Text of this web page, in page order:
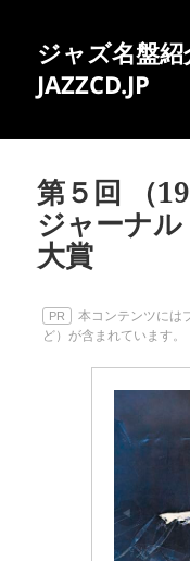
ジャズ名盤紹
JAZZCD.JP
第５回 （
ジャーナ
大賞
PR
本コンテンツには
ど）が含まれています。